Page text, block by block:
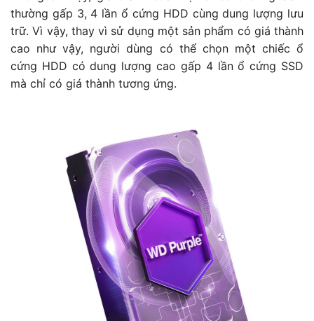
thường gấp 3, 4 lần ổ cứng HDD cùng dung lượng lưu
trữ. Vì vậy, thay vì sử dụng một sản phẩm có giá thành
cao như vậy, người dùng có thể chọn một chiếc ổ
cứng HDD có dung lượng cao gấp 4 lần ổ cứng SSD
mà chỉ có giá thành tương ứng.